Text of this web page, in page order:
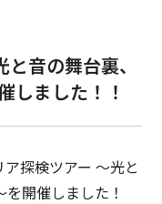
音の舞台裏、
しました！！
探検ツアー ～光と
開催しました！